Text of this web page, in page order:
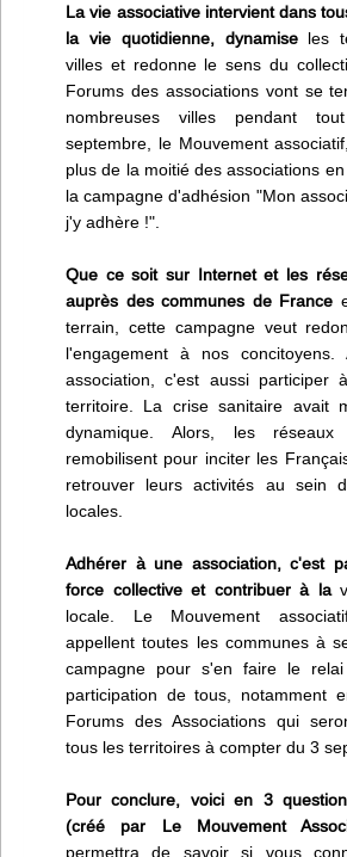
La vie associative intervient dans
la vie quotidienne, dynamiseles
villes et redonne le sens du
Forums des associations vont se
nombreuses villes pendant
septembre, le Mouvement
plus de la moitié des associations
la campagne d'adhésion "Mon
j'y adhère !".
Que ce soit sur Internet et les
auprès des communes de France
terrain, cette campagne veut
l'engagement à nos
association, c'est aussi participer
territoire. La crise sanitaire avait
dynamique. Alors, les réseaux
remobilisent pour inciter les
retrouver leurs activités au sein
locales.
Adhérer à une association, c'est
force collective et contribuer à la
locale. Le Mouvement
appellent toutes les communes à
campagne pour s'en faire le
participation de tous, notamment
Forums des Associations qui
tous les territoires à compter du 3
Pour conclure, voici en 3
(créé par Le Mouvement
permettra de savoir si vous